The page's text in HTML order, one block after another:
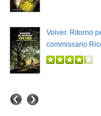
Volver. Ritorno
commissario